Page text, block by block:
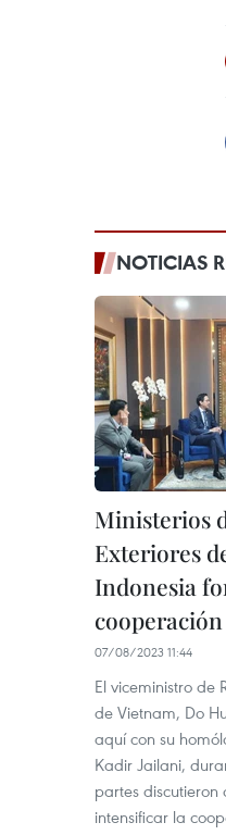
NOTICIAS
Ministerios
Exteriores
Indonesia
cooperación
07/08/2023 11:44
El viceministro de
de Vietnam, Do
aquí con su
Kadir Jailani,
partes discutieron
intensificar la